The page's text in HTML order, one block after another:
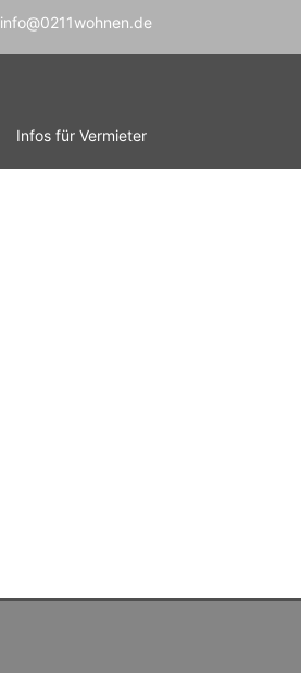
info@0211wohnen.de
Infos für Vermieter